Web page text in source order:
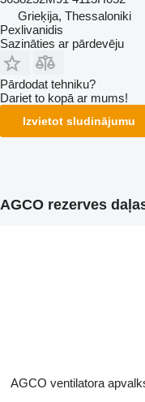
Grieķija, Thessaloniki
Pexlivanidis
Sazināties ar pārdevēju
Pārdodat tehniku?
Dariet to kopā ar mums!
Izvietot sludinājumu
AGCO rezerves
AGCO ventilatora